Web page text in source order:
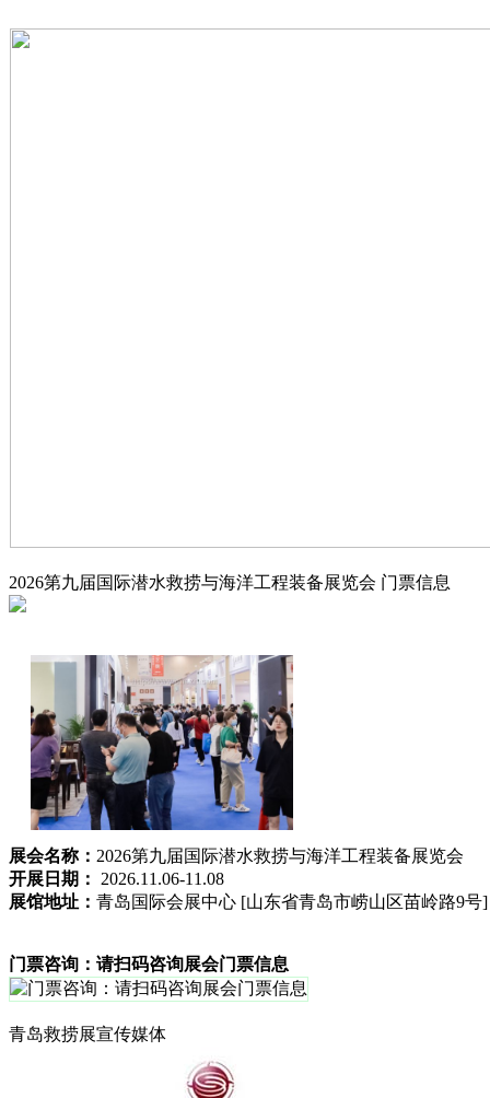
2026第九届国际潜水救捞与海洋工程装备展览会 门票信息
展会名称： 2026第九届国际潜水救捞与海洋工程装备展览会
开展日期：
2026.11.06-11.08
展馆地址： 青岛国际会展中心 [山东省青岛市崂山区苗岭路9号]
门票咨询：请扫码咨询展会门票信息
青岛救捞展宣传媒体